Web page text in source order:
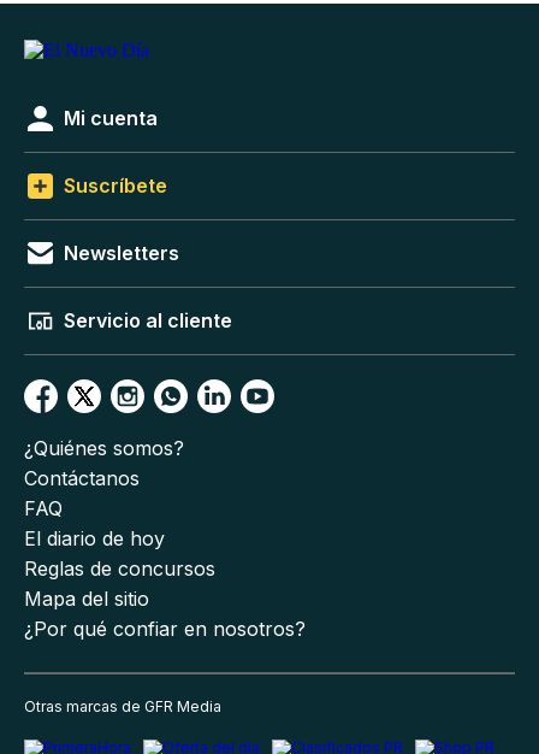
Mi cuenta
Suscríbete
Newsletters
Servicio al cliente
¿Quiénes somos?
Contáctanos
FAQ
El diario de hoy
Reglas de concursos
Mapa del sitio
¿Por qué confiar en nosotros?
Otras marcas de GFR Media